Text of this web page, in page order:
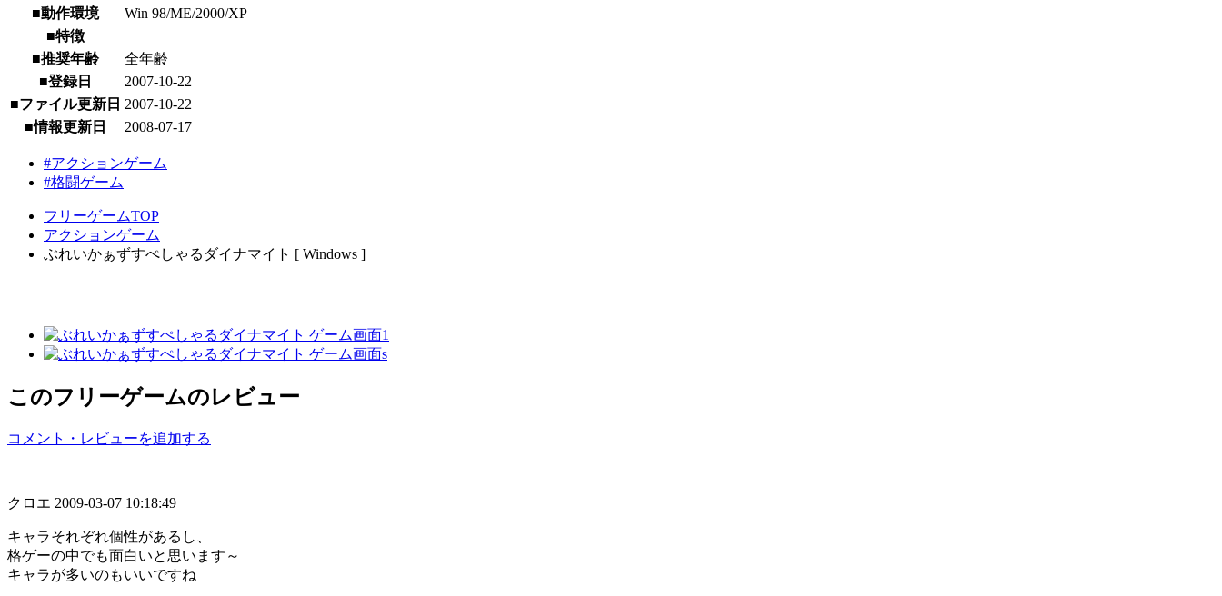
■動作環境
Win 98/ME/2000/XP
■特徴
■推奨年齢
全年齢
■登録日
2007-10-22
■ファイル更新日 2007-10-22
■情報更新日
2008-07-17
#アクションゲーム
#格闘ゲーム
フリーゲームTOP
アクションゲーム
ぶれいかぁずすぺしゃるダイナマイト [ Windows ]
このフリーゲームのレビュー
コメント・レビューを追加する
クロエ 2009-03-07 10:18:49
キャラそれぞれ個性があるし、
格ゲーの中でも面白いと思います～
キャラが多いのもいいですね